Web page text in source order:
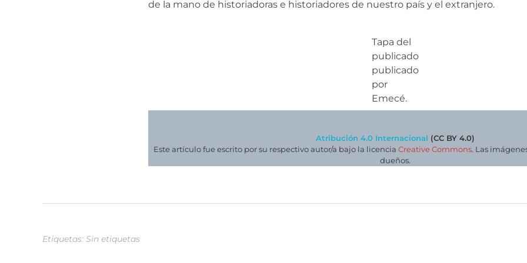
de la mano de historiadoras e historiadores de nuestro país y el extranjero.
Tapa del
publicado
publicado
por
Emecé.
Atribución 4.0 Internacional (CC BY 4.0)
Este artículo fue escrito por su respectivo autor/a bajo la licencia Creative Commons. Las
dueños.
Etiquetas: Sin etiquetas